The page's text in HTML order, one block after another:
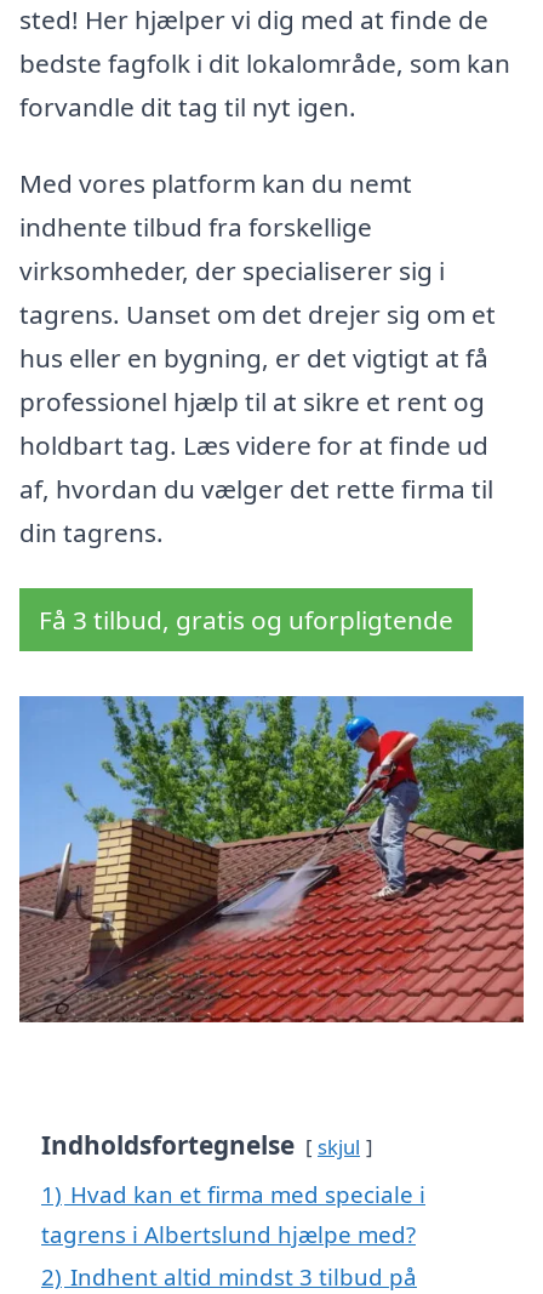
sted! Her hjælper vi dig med at finde de
bedste fagfolk i dit lokalområde, som kan
forvandle dit tag til nyt igen.
Med vores platform kan du nemt
indhente tilbud fra forskellige
virksomheder, der specialiserer sig i
tagrens. Uanset om det drejer sig om et
hus eller en bygning, er det vigtigt at få
professionel hjælp til at sikre et rent og
holdbart tag. Læs videre for at finde ud
af, hvordan du vælger det rette firma til
din tagrens.
Få 3 tilbud, gratis og uforpligtende
Indholdsfortegnelse skjul
1) Hvad kan et firma med speciale i
tagrens i Albertslund hjælpe med?
2) Indhent altid mindst 3 tilbud på